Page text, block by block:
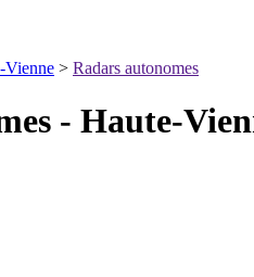
Vienne > Radars autonomes
- Haute-